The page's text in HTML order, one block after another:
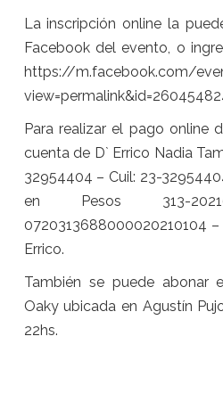
La inscripción online la
Facebook del evento, o
https://m.facebook.com/
Para realizar el pago online
cuenta de D` Errico Nadia
32954404 – Cuil: 23-
en Pesos 313-
0720313688000020210104
Errico.
También se puede abonar
Oaky ubicada en Agustín
22hs.